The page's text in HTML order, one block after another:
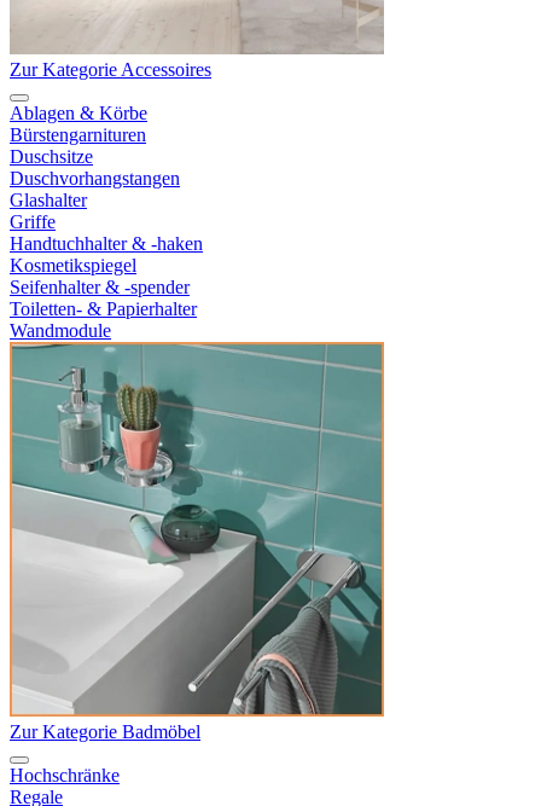
Zur Kategorie Accessoires
Ablagen & Körbe
Bürstengarnituren
Duschsitze
Duschvorhangstangen
Glashalter
Griffe
Handtuchhalter & -haken
Kosmetikspiegel
Seifenhalter & -spender
Toiletten- & Papierhalter
Wandmodule
Zur Kategorie Badmöbel
Hochschränke
Regale